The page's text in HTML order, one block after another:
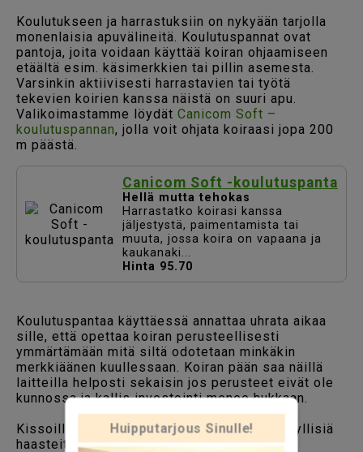
Koulutukseen ja harrastuksiin on nykyään tarjolla
monenlaisia apuvälineitä. Koulutuspannat ovat
pantoja, joita voidaan käyttää koiran ohjaamiseen
etäältä esim. käsimerkkien tai pillin asemesta.
Varsinkin aktiivisesti harrastavien tai työtä
tekevien koirien kanssa näistä on suuri apu.
Valikoimastamme löydät Canicom Soft –
koulutuspannan, jolla voit ohjata koiraasi jopa 200
m päästä.
Canicom Soft -koulutuspanta
Hellä mutta tehokas
Harrastatko koirasi kanssa
jäljestystä, paimentamista tai
muuta, jossa koira on vapaana ja
kaukanaki...
Hinta 95.70
Koulutuspantaa käyttäessä annattaa uhrata aikaa
sille, että opettaa koiran perusteellisesti
ymmärtämään mitä siltä odotetaan minkäkin
merkkiäänen kuullessaan. Koiran pään saa näillä
laitteilla helposti sekaisin jos perusteet eivät ole
kunnossa ja kallis investointi menee hukkaan.
Kissoillekin kannattaa tarjota virikkeitä ja älyllisiä
haasteita, ne pitävät mielen virkeänä.
Huipputarjous Sinulle!